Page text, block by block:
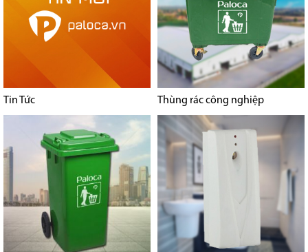
Tin Tức Thùng rác công nghiệp